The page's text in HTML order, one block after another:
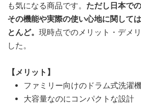
も気になる商品です。 ただし日本で
その機能や実際の使い心地に関して
とんど。 現時点でのメリット・デメ
した。
【メリット】
ファミリー向けのドラム式洗濯
大容量なのにコンパクトな設計